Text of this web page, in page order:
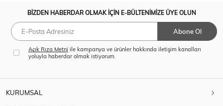
BİZDEN HABERDAR OLMAK İÇİN E-BÜLTENİMİZE ÜYE OLUN
Abone Ol
Açık Rıza Metni ile kampanya ve ürünler hakkında iletişim kanalları
yoluyla haberdar olmak istiyorum.
KURUMSAL